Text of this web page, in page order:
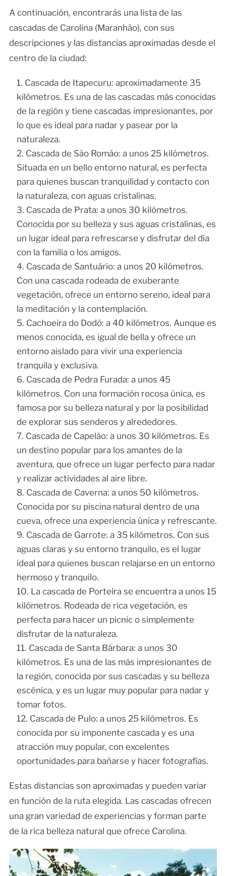
A continuación, encontrarás una lista de las
cascadas de Carolina (Maranhão), con sus
descripciones y las distancias aproximadas desde el
centro de la ciudad:
Cascada de Itapecuru: aproximadamente 35
kilómetros. Es una de las cascadas más conocidas
de la región y tiene cascadas impresionantes, por
lo que es ideal para nadar y pasear por la
naturaleza.
Cascada de São Romão: a unos 25 kilómetros.
Situada en un bello entorno natural, es perfecta
para quienes buscan tranquilidad y contacto con
la naturaleza, con aguas cristalinas.
Cascada de Prata: a unos 30 kilómetros.
Conocida por su belleza y sus aguas cristalinas, es
un lugar ideal para refrescarse y disfrutar del día
con la familia o los amigos.
Cascada de Santuário: a unos 20 kilómetros.
Con una cascada rodeada de exuberante
vegetación, ofrece un entorno sereno, ideal para
la meditación y la contemplación.
Cachoeira do Dodô: a 40 kilómetros. Aunque es
menos conocida, es igual de bella y ofrece un
entorno aislado para vivir una experiencia
tranquila y exclusiva.
Cascada de Pedra Furada: a unos 45
kilómetros. Con una formación rocosa única, es
famosa por su belleza natural y por la posibilidad
de explorar sus senderos y alrededores.
Cascada de Capelão: a unos 30 kilómetros. Es
un destino popular para los amantes de la
aventura, que ofrece un lugar perfecto para nadar
y realizar actividades al aire libre.
Cascada de Caverna: a unos 50 kilómetros.
Conocida por su piscina natural dentro de una
cueva, ofrece una experiencia única y refrescante.
Cascada de Garrote: a 35 kilómetros. Con sus
aguas claras y su entorno tranquilo, es el lugar
ideal para quienes buscan relajarse en un entorno
hermoso y tranquilo.
La cascada de Porteira se encuentra a unos 15
kilómetros. Rodeada de rica vegetación, es
perfecta para hacer un picnic o simplemente
disfrutar de la naturaleza.
Cascada de Santa Bárbara: a unos 30
kilómetros. Es una de las más impresionantes de
la región, conocida por sus cascadas y su belleza
escénica, y es un lugar muy popular para nadar y
tomar fotos.
Cascada de Pulo: a unos 25 kilómetros. Es
conocida por su imponente cascada y es una
atracción muy popular, con excelentes
oportunidades para bañarse y hacer fotografías.
Estas distancias son aproximadas y pueden variar
en función de la ruta elegida. Las cascadas ofrecen
una gran variedad de experiencias y forman parte
de la rica belleza natural que ofrece Carolina.